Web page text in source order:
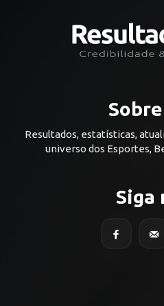
Resultados, estatísticas,
universo dos Esportes,
Siga